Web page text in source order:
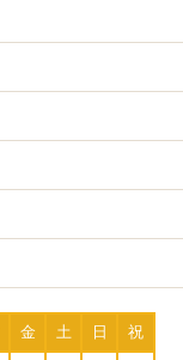
金 土 日 祝